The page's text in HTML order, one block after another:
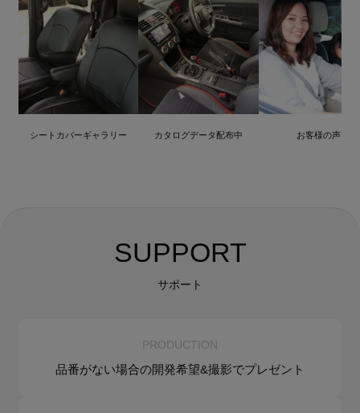
シートカバーギャラリー カタログデータ配布中 お客様の声
SUPPORT
サポート
PRODUCTION
品番がない場合の開発希望&撮影でプレゼント